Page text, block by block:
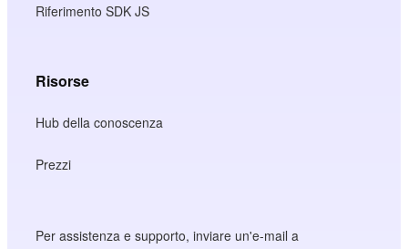
Riferimento SDK JS
Risorse
Hub della conoscenza
Prezzi
Per assistenza e supporto, inviare un'e-mail a